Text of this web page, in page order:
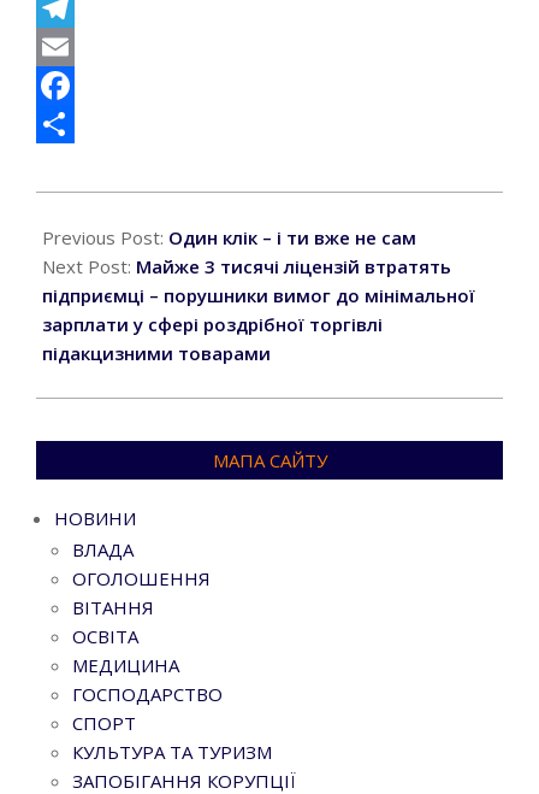
Viber
Telegram
Email
Facebook
04-
24
Previous Post: Один клік – і ти вже не сам
Next Post: Майже 3 тисячі ліцензій втратять
підприємці – порушники вимог до мінімальної
зарплати у сфері роздрібної торгівлі
підакцизними товарами
МАПА САЙТУ
НОВИНИ
ВЛАДА
ОГОЛОШЕННЯ
ВІТАННЯ
ОСВІТА
МЕДИЦИНА
ГОСПОДАРСТВО
СПОРТ
КУЛЬТУРА ТА ТУРИЗМ
ЗАПОБІГАННЯ КОРУПЦІЇ